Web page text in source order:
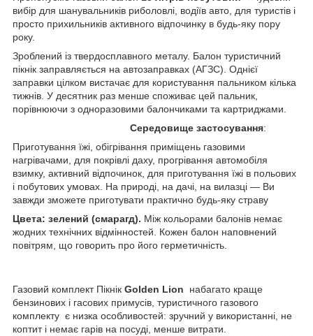
вибір для шанувальників риболовлі, водіїв авто, для туристів і
просто прихильників активного відпочинку в будь-яку пору
року.
Зроблений із твердосплавного металу. Балон туристичний
пікнік заправляється на автозаправках (АГЗС). Однієї
заправки цілком вистачає для користування пальником кілька
тижнів. У десятник раз менше споживає цей пальник,
порівнюючи з одноразовими балончиками та картриджами.
Середовище застосування:
Приготування їжі, обігрівання приміщень газовими
нагрівачами, для покрівлі даху, прогрівання автомобіля
взимку, активний відпочинок, для приготування їжі в польових
і побутових умовах. На природі, на дачі, на вилазці — Ви
завжди зможете приготувати практично будь-яку страву
Цвета: зелений (смарагд). Між кольорами балонів немає
жодних технічних відмінностей. Кожен балон наповнений
повітрям, що говорить про його герметичність.
Газовий комплект Пікнік Golden Lion набагато краще
бензинових і гасових примусів, туристичного газового
комплекту є низка особливостей: зручний у використанні, не
коптит і немає гарів на посуді, менше витрати.